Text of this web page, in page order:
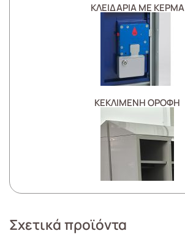
ΚΛΕΙΔΑΡΙΑ ΜΕ ΚΕΡΜΑ
ΚΕΚΛΙΜΕΝΗ ΟΡΟΦΗ
Σχετικά προϊόντα